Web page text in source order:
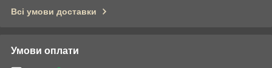
Всі умови доставки
Умови оплати